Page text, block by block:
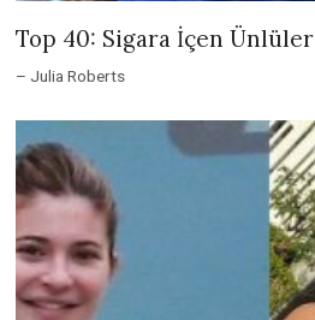
Top 40: Sigara İçen Ünlüler
– Julia Roberts